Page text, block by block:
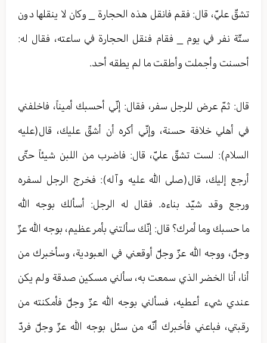
تشقّ عليّ، قال: فقم فانقل هذه الحجارة _ وكان لا ينقلها دون
ستّة نفر في يوم _ فقام فنقل الحجارة في ساعته، فقال له:
أحسنت وأجملت وأطقت ما لم يطقه أحد.
قال: ثمّ عرض للرجل سفر، فقال: إنّي أحسبك أميناً، فاخلفني
في أهلي خلافة حسنة، وإنّي أكره أن أشقّ عليك، قال(عليه
السلام): لست تشقّ عليّ، قال: فاضرب من اللبن شيئاً حتّى
أرجع إليك، قال(صلى الله عليه وآله): فخرج الرجل لسفره
ورجع وقد شيّد بناءه. فقال له الرجل: أسألك بوجه الله
ما حسبك وما أمرك؟ قال: إنّك سألتني بأمر عظيم، بوجه الله عزّ
وجلّ، ووجه الله عزّ وجلّ أوقعني في العبودية، وسأخبرك من
أنا، أنا الخضر الذي سمعت به، سألني مسكين صدقة ولم يكن
عندي شيء أعطيه، فسألني بوجه الله عزّ وجلّ فأمكنته من
رقبتي، فباعني فأخبرك أنّه من سئل بوجه الله عزّ وجلّ فردّ